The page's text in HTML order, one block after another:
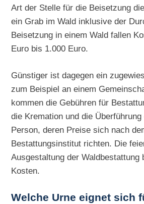
Art der Stelle für die Beisetzung
ein Grab im Wald inklusive der
Beisetzung in einem Wald fallen
Euro bis 1.000 Euro.
Günstiger ist dagegen ein
zum Beispiel an einem
kommen die Gebühren für
die Kremation und die
Person, deren Preise sich nach
Bestattungsinstitut richten. Die
Ausgestaltung der Waldbestattung
Kosten.
Welche Urne eignet sich